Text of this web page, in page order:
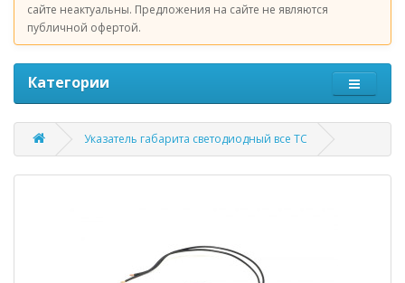
сайте неактуальны. Предложения на сайте не являются
публичной офертой.
Категории
Указатель габарита светодиодный все ТС